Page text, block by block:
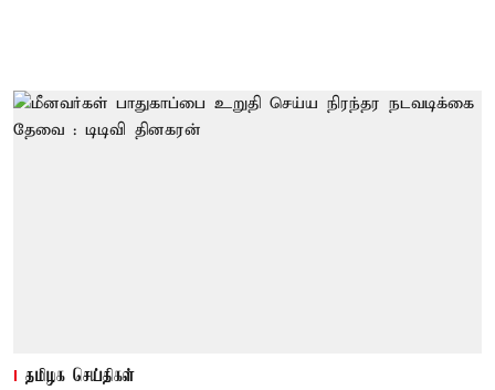
தமிழக செய்திகள்